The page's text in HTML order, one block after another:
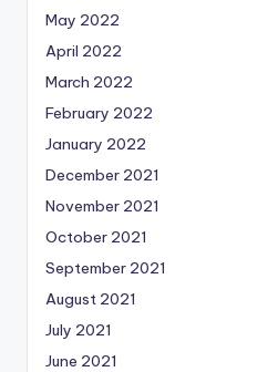
May 2022
April 2022
March 2022
February 2022
January 2022
December 2021
November 2021
October 2021
September 2021
August 2021
July 2021
June 2021